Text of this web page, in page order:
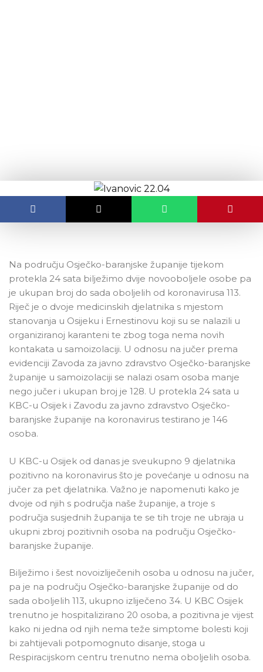
Na području Osječko-baranjske županije tijekom
protekla 24 sata bilježimo dvije novooboljele osobe pa
je ukupan broj do sada oboljelih od koronavirusa 113.
Riječ je o dvoje medicinskih djelatnika s mjestom
stanovanja u Osijeku i Ernestinovu koji su se nalazili u
organiziranoj karanteni te zbog toga nema novih
kontakata u samoizolaciji. U odnosu na jučer prema
evidenciji Zavoda za javno zdravstvo Osječko-baranjske
županije u samoizolaciji se nalazi osam osoba manje
nego jučer i ukupan broj je 128. U protekla 24 sata u
KBC-u Osijek i Zavodu za javno zdravstvo Osječko-
baranjske županije na koronavirus testirano je 146
osoba.
U KBC-u Osijek od danas je sveukupno 9 djelatnika
pozitivno na koronavirus što je povećanje u odnosu na
jučer za pet djelatnika. Važno je napomenuti kako je
dvoje od njih s područja naše županije, a troje s
područja susjednih županija te se tih troje ne ubraja u
ukupni zbroj pozitivnih osoba na području Osječko-
baranjske županije.
Bilježimo i šest novoizliječenih osoba u odnosu na jučer,
pa je na području Osječko-baranjske županije od do
sada oboljelih 113, ukupno izliječeno 34. U KBC Osijek
trenutno je hospitalizirano 20 osoba, a pozitivna je vijest
kako ni jedna od njih nema teže simptome bolesti koji
bi zahtijevali potpomognuto disanje, stoga u
Respiracijskom centru trenutno nema oboljelih osoba.